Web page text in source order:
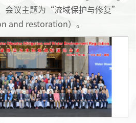
会议主题为“流域保护与修复”
and restoration）。